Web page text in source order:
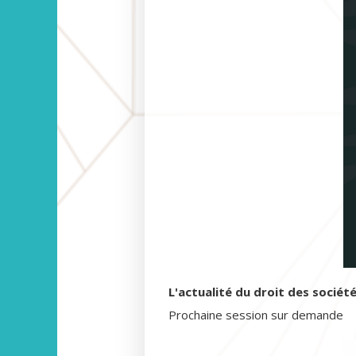
L'actualité du droit des
Prochaine session sur demande